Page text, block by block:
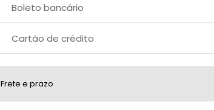
Boleto bancário
Cartão de crédito
Frete e prazo